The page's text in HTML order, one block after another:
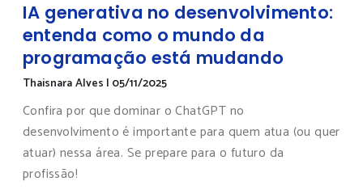
IA generativa no desenvolvimento:
entenda como o mundo da
programação está mudando
Thaisnara Alves | 05/11/2025
Confira por que dominar o ChatGPT no
desenvolvimento é importante para quem atua (ou quer
atuar) nessa área. Se prepare para o futuro da
profissão!